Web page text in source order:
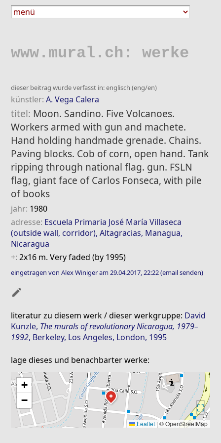
www.mural.ch: werke
dieser beitrag wurde verfasst in: englisch (eng/en)
künstler:A. Vega Calera
titel: Moon. Sandino. Five Volcanoes.
Workers armed with gun and machete.
Hand holding handmade grenade. Chains.
Paving blocks. Cob of corn, open hand. Tank
ripping through national flag. gun. FSLN
flag, giant face of Carlos Fonseca, with pile
of books
jahr: 1980
adresse: Escuela Primaria José María Villaseca
(outside wall, corridor), Altagracias, Managua,
Nicaragua
+:2x16 m. Very faded (by 1995)
eingetragen von Alex Winiger am 29.04.2017, 22:22(email senden)
mode_edit
literatur zu diesem werk / dieser werkgruppe: David
Kunzle, The murals of revolutionary Nicaragua, 1979–
1992, Berkeley, Los Angeles, London, 1995
lage dieses und benachbarter werke:
+
−
⛶
Leaflet | © OpenStreetMap